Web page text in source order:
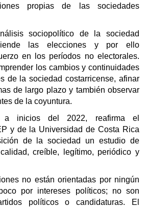
propias de las sociedades
sociopolítico de la sociedad
las elecciones y por ello
en los períodos no electorales.
los cambios y continuidades
de la sociedad costarricense, afinar
de largo plazo y también observar
de la coyuntura.
a inicios del 2022, reafirma el
y de la Universidad de Costa Rica
de la sociedad un estudio de
creíble, legítimo, periódico y
no están orientadas por ningún
por intereses políticos; no son
políticos o candidaturas. El